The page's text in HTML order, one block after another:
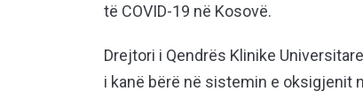
të COVID-19 në Kosovë.
Drejtori i Qendrës Klinike
i kanë bërë në sistemin e oksigjenit